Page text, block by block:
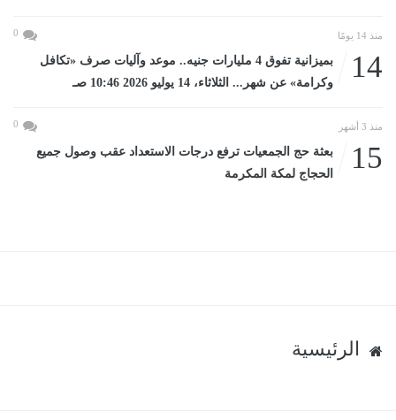
منذ 14 يومًا 0
14
بميزانية تفوق 4 مليارات جنيه.. موعد وآليات صرف «تكافل
وكرامة» عن شهر... الثلاثاء، 14 يوليو 2026 10:46 صـ
منذ 3 أشهر 0
15
بعثة حج الجمعيات ترفع درجات الاستعداد عقب وصول جميع
الحجاج لمكة المكرمة
الرئيسية